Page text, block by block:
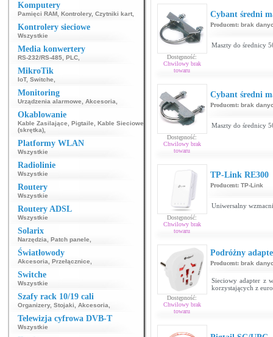
Komputery
Pamięci RAM Kontrolery, Czytniki kart
Kontrolery sieciowe
Wszystkie
Media konwertery
RS-232/RS-485 PLC
MikroTik
IoT, Switche
Monitoring
Urządzenia alarmowe Akcesoria
Okablowanie
Kable Zasilające Pigtaile
Kable Sieciowe
(skrętka)
Platformy WLAN
Wszystkie
Radiolinie
Wszystkie
Routery
Wszystkie
Routery ADSL
Wszystkie
Solarix
Narzędzia Patch panele
Światłowody
Akcesoria Przełącznice
Switche
Wszystkie
Szafy rack 10/19 cali
Organizery, Stojaki Akcesoria
Telewizja cyfrowa DVB-T
Wszystkie
Dostępność:
Chwilowy brak
towaru
Cybant średni
Producent: brak
Maszty do średnicy
Dostępność:
Chwilowy brak
towaru
Cybant średni
Producent: brak
Maszty do średnicy
Dostępność:
Chwilowy brak
towaru
TP-Link RE300
Producent: TP-Link
Uniwersalny
Dostępność:
Chwilowy brak
towaru
Podróżny
Producent: brak
Sieciowy adapter z
korzystających z